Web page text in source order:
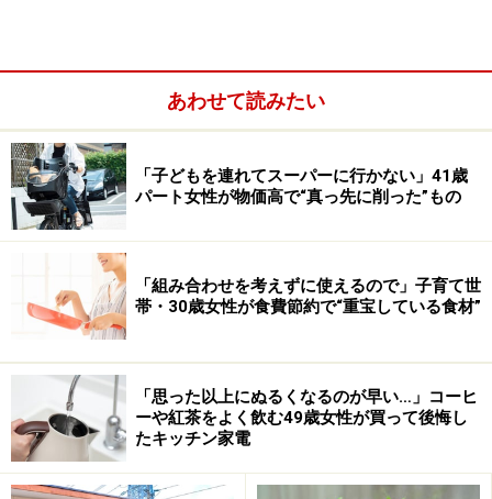
＜注意点＞
■電力会社は新規加入を停止する料金メニューがある
各電力会社が「深夜電力」や「時間帯別料金」といった
お得な料金プランの新規加入を3月末日で停止します。4
月からは新料金プランにしか加入できない事もあり、安
あわせて読みたい
「子どもを連れてスーパーに行かない」41歳
パート女性が物価高で“真っ先に削った”もの
「組み合わせを考えずに使えるので」子育て世
帯・30歳女性が食費節約で“重宝している食材”
「思った以上にぬるくなるのが早い…」コーヒ
ーや紅茶をよく飲む49歳女性が買って後悔し
たキッチン家電